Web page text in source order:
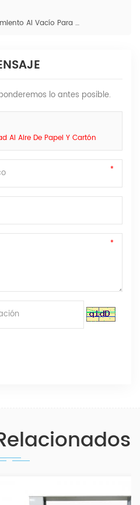
Probador De Espesor De Revestimiento Al Vacío Para Película De Aluminio Al Vacío GH-E
lo antes posible.
Al Aire De Papel Y Cartón